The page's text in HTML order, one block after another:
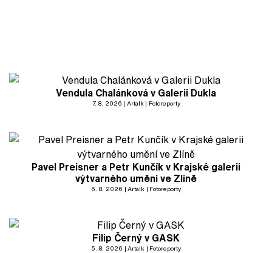
Vendula Chalánková v Galerii Dukla
7. 8. 2026 Artalk Fotoreporty
Pavel Preisner a Petr Kunčík v Krajské galerii
výtvarného umění ve Zlíně
6. 8. 2026 Artalk Fotoreporty
Filip Černý v GASK
5. 8. 2026 Artalk Fotoreporty